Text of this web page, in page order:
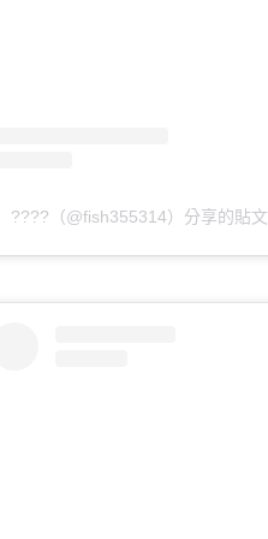
????（@fish355314）分享的貼文